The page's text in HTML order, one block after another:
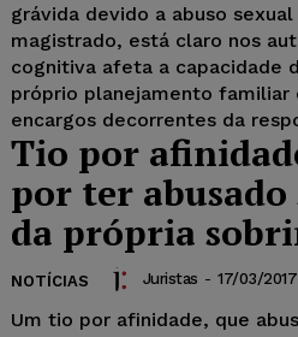
grávida devido a abuso
magistrado, está claro nos
cognitiva afeta a capacidade
próprio planejamento
encargos decorrentes da
Tio por
por ter
da própria
NOTÍCIAS Juristas - 17/03/2017
Um tio por afinidade, que